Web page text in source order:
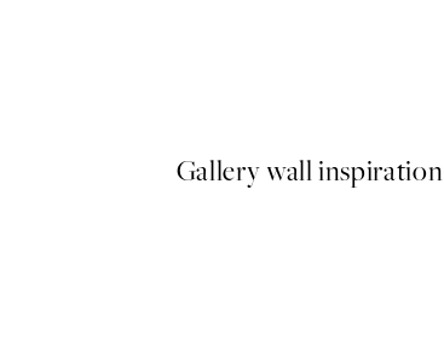
Gallery wall inspiration